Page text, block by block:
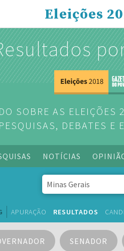
Eleições
SOBRE AS ELEIÇÕES
PESQUISAS, DEBATES E
NOTÍCIAS
APURAÇÃO RESULTADOS
SENADOR